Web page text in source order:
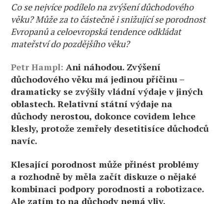
Co se nejvíce podílelo na zvýšení důchodového
věku? Může za to částečně i snižující se porodnost
Evropanů a celoevropská tendence odkládat
mateřství do pozdějšího věku?
Petr Hampl: Ani náhodou. Zvýšení
důchodového věku má jedinou příčinu –
dramaticky se zvýšily vládní výdaje v jiných
oblastech. Relativní státní výdaje na
důchody nerostou, dokonce covidem lehce
klesly, protože zemřely desetitisíce důchodců
navíc.
Klesající porodnost může přinést problémy
a rozhodně by měla začít diskuze o nějaké
kombinaci podpory porodnosti a robotizace.
Ale zatím to na důchody nemá vliv.